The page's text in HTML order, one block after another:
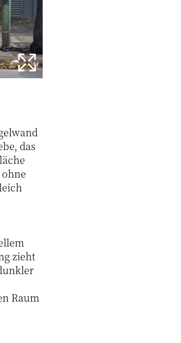
das
zieht
Raum